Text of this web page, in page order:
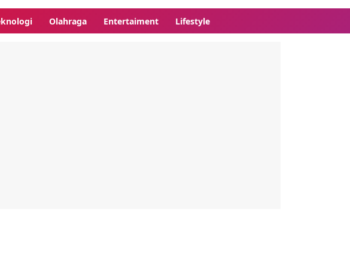
Olahraga Entertaiment Lifestyle